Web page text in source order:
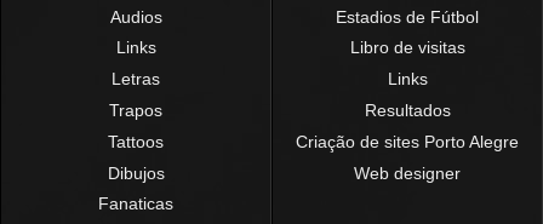
Audios
Links
Letras
Trapos
Tattoos
Dibujos
Fanaticas
Estadios de Fútbol
Libro de visitas
Links
Resultados
Criação de sites Porto Alegre
Web designer